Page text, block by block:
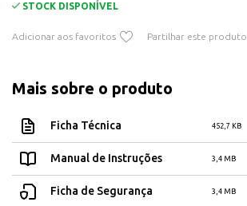
STOCK DISPONÍVEL
Adicionar aos favoritos Partilhar este produto
Mais sobre o produto
Ficha Técnica 452,7 KB
Manual de Instruções 3,4 MB
Ficha de Segurança 3,4 MB